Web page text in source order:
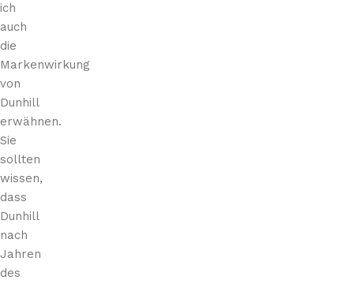
ich
auch
die
Markenwirkung
von
Dunhill
erwähnen.
Sie
sollten
wissen,
dass
Dunhill
nach
Jahren
des